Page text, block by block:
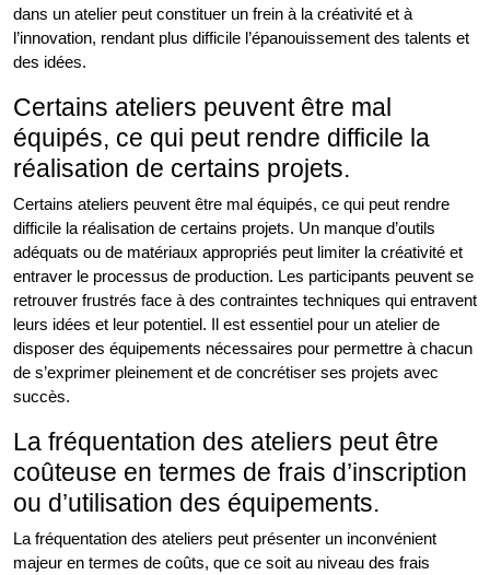
dans un atelier peut constituer un frein à la créativité et à
l’innovation, rendant plus difficile l’épanouissement des talents et
des idées.
Certains ateliers peuvent être mal
équipés, ce qui peut rendre difficile la
réalisation de certains projets.
Certains ateliers peuvent être mal équipés, ce qui peut rendre
difficile la réalisation de certains projets. Un manque d’outils
adéquats ou de matériaux appropriés peut limiter la créativité et
entraver le processus de production. Les participants peuvent se
retrouver frustrés face à des contraintes techniques qui entravent
leurs idées et leur potentiel. Il est essentiel pour un atelier de
disposer des équipements nécessaires pour permettre à chacun
de s’exprimer pleinement et de concrétiser ses projets avec
succès.
La fréquentation des ateliers peut être
coûteuse en termes de frais d’inscription
ou d’utilisation des équipements.
La fréquentation des ateliers peut présenter un inconvénient
majeur en termes de coûts, que ce soit au niveau des frais